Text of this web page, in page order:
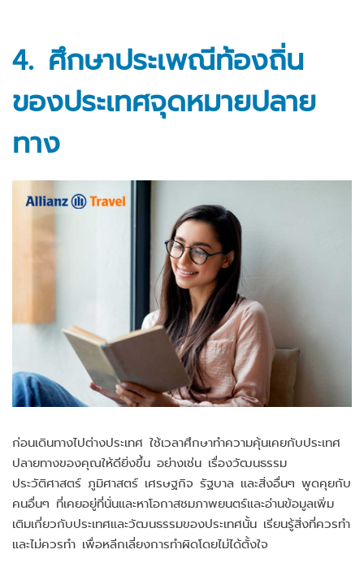
4. ศึกษาประเพณีท้องถิ่น
ของประเทศจุดหมายปลาย
ทาง
ก่อนเดินทางไปต่างประเทศ ใช้เวลาศึกษาทำความคุ้นเคยกับประเทศ
ปลายทางของคุณให้ดียิ่งขึ้น อย่างเช่น เรื่องวัฒนธรรม
ประวัติศาสตร์ ภูมิศาสตร์ เศรษฐกิจ รัฐบาล และสิ่งอื่นๆ พูดคุยกับ
คนอื่นๆ ที่เคยอยู่ที่นั่นและหาโอกาสชมภาพยนตร์และอ่านข้อมูลเพิ่ม
เติมเกี่ยวกับประเทศและวัฒนธรรมของประเทศนั้น เรียนรู้สิ่งที่ควรทำ
และไม่ควรทำ เพื่อหลีกเลี่ยงการทำผิดโดยไม่ได้ตั้งใจ